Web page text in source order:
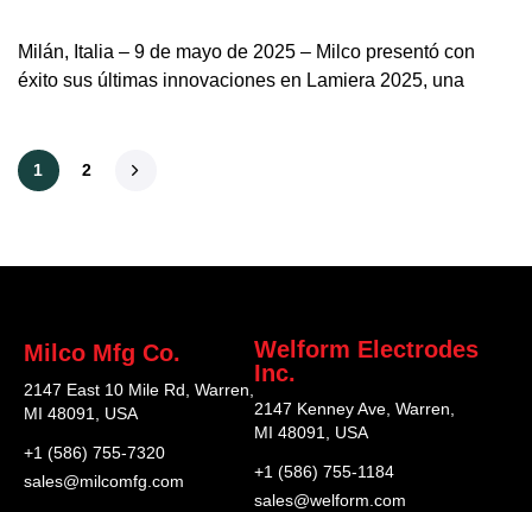
Milán, Italia – 9 de mayo de 2025 – Milco presentó con
éxito sus últimas innovaciones en Lamiera 2025, una
1 2
Milco Mfg Co.
2147 East 10 Mile Rd, Warren,
MI 48091, USA
+1 (586) 755-7320
sales@milcomfg.com
Welform Electrodes
Inc.
2147 Kenney Ave, Warren,
MI 48091, USA
+1 (586) 755-1184
sales@welform.com